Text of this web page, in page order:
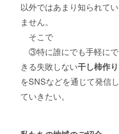
以外ではあまり知られてい
ません。
そこで
③特に誰にでも手軽にで
きる失敗しない干し柿作り
をSNSなどを通じて発信し
ていきたい。